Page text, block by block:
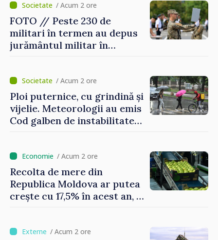
/ Acum 2 ore
FOTO // Peste 230 de
militari în termen au depus
jurământul militar în
/ Acum 2 ore
Ploi puternice, cu grindină și
vijelie. Meteorologii au emis
Cod galben de instabilitate
/ Acum 2 ore
Recolta de mere din
Republica Moldova ar putea
crește cu 17,5% în acest an, în
/ Acum 2 ore